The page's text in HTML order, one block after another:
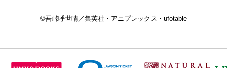
©吾峠呼世晴／集英社・アニプレックス・ufotable